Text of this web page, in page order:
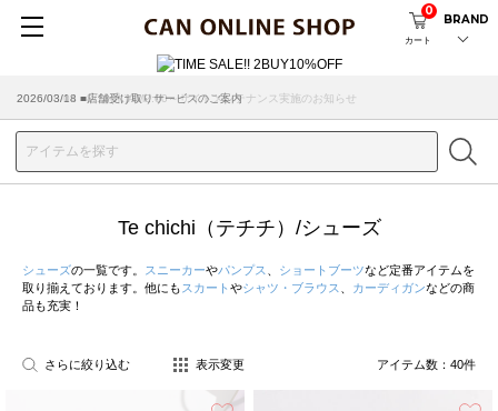
カート
0
BRAND
2026/08/04 ■8/13(木)AM2:00～サイトメンテナンス実施のお知らせ
Te chichi（テチチ）/シューズ
シューズの一覧です。 スニーカーやパンプス ショートブーツなど定番アイテムを
取り揃えております。他にも スカート やシャツ・ブラウス カーディガンなどの商
品も充実！
さらに絞り込む 表示変更 アイテム数： 40件